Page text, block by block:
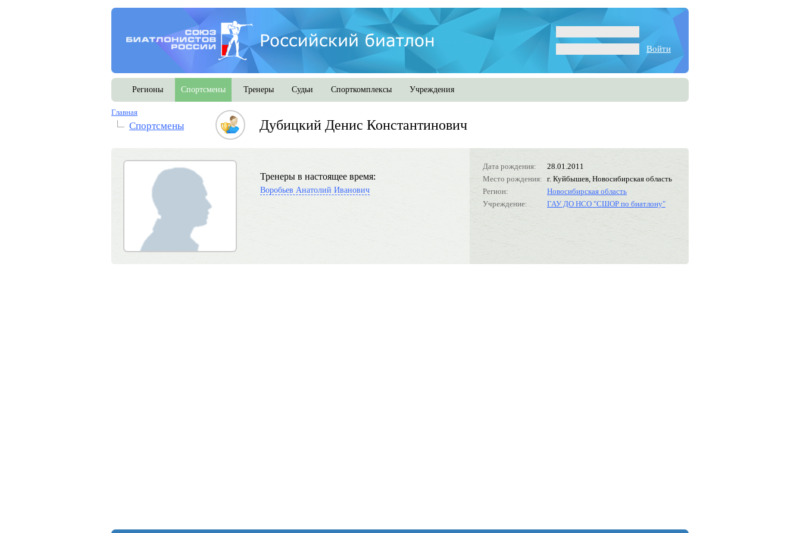
Войти
Регионы Спортсмены Тренеры Судьи Спорткомплексы Учреждения
Главная
Спортсмены Дубицкий Денис Константинович
Дата рождения:
28.01.2011
Место рождения: г. Куйбышев, Новосибирская область
Регион:
Новосибирская область
Учреждение:
ГАУ ДО НСО "СШОР по биатлону"
Тренеры в настоящее время:
Воробьев Анатолий Иванович